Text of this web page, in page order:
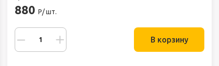
880 Р/ шт.
В корзину